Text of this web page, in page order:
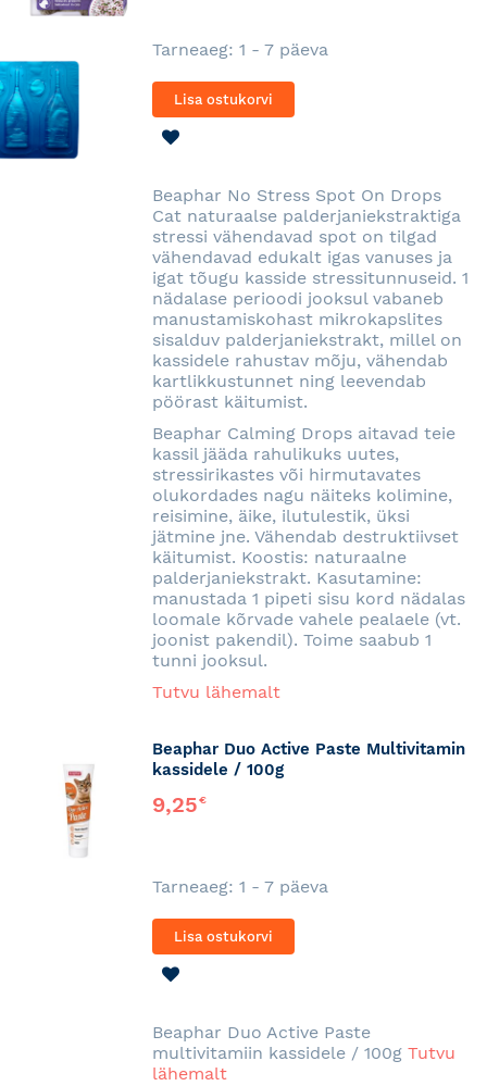
Tarneaeg: 1 - 7 päeva
Lisa ostukorvi
Beaphar No Stress Spot On Drops
Cat naturaalse palderjaniekstraktiga
stressi vähendavad spot on tilgad
vähendavad edukalt igas vanuses ja
igat tõugu kasside stressitunnuseid. 1
nädalase perioodi jooksul vabaneb
manustamiskohast mikrokapslites
sisalduv palderjaniekstrakt, millel on
kassidele rahustav mõju, vähendab
kartlikkustunnet ning leevendab
pöörast käitumist.
Beaphar Calming Drops aitavad teie
kassil jääda rahulikuks uutes,
stressirikastes või hirmutavates
olukordades nagu näiteks kolimine,
reisimine, äike, ilutulestik, üksi
jätmine jne. Vähendab destruktiivset
käitumist. Koostis: naturaalne
palderjaniekstrakt. Kasutamine:
manustada 1 pipeti sisu kord nädalas
loomale kõrvade vahele pealaele (vt.
joonist pakendil). Toime saabub 1
tunni jooksul.
Tutvu lähemalt
Beaphar Duo Active Paste Multivitamin
kassidele / 100g
9,25€
Tarneaeg: 1 - 7 päeva
Lisa ostukorvi
Beaphar Duo Active Paste
multivitamiin kassidele / 100g Tutvu
lähemalt